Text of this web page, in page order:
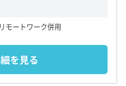
モートワーク併用
を見る